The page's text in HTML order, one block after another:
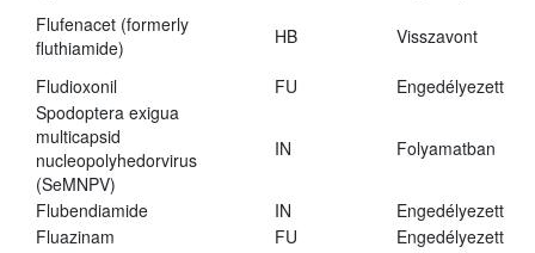
Flufenacet (formerly
fluthiamide)
HB Visszavont
Fludioxonil FU
Engedélyezett
Spodoptera exigua
multicapsid
nucleopolyhedorvirus
(SeMNPV)
IN Folyamatban
Flubendiamide IN
Engedélyezett
Fluazinam
FU
Engedélyezett